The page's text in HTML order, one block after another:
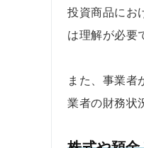
投資商品にお
は理解が必要
また、事業者
業者の財務状